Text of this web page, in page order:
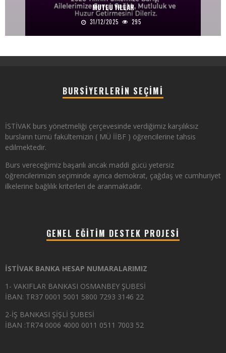
MUTLU YILLAR
31/12/2025 295
BURSIYERLERIN SEÇIMI
İSTİVAK burs yönetmeliği çerçevesinde verdiğimiz karşılıksız
bursların tümü fakültemizin ( MÜ İİBF ) öğrencilerine tahsis
edilmektedir.
Burs vereceğimiz başarılı ancak maddi gücü yetersiz
öğrencilerimizin seçiminde ayrıca demokrat, çağdaş ve cumhuriyet
ilkelerine bağlılık kriterleri de aranmaktadır.
GENEL EĞITIM DESTEK PROJESI
İSTİVAK BANKA HESAP NUMARALARIMIZ
1- VAKIFLAR BANKASI OSMANBEY ŞUBESİ
İBAN: TR37 0001 5001 5800 7293 3146 22
2-İŞ BANKASI ŞİŞLİ ŞUBESİ
İBAN :TR74 0006 4000 0011 0511 7003 52